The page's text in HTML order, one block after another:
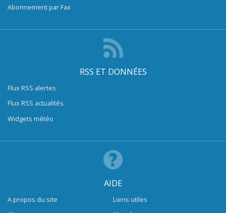
Abonnement par Fax
RSS ET DONNÉES
Flux RSS alertes
Flux RSS actualités
Widgets météo
AIDE
A propos du site
Liens utiles